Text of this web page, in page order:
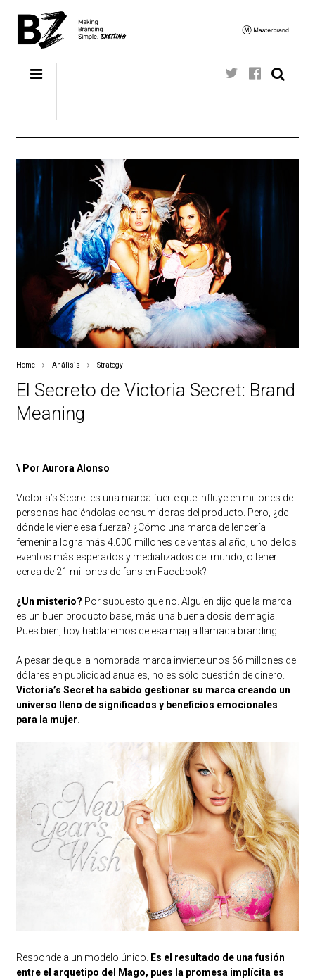
Home Análisis Strategy
El Secreto de Victoria Secret: Brand
Meaning
\ Por Aurora Alonso
Victoria’s Secret es una marca fuerte que influye en millones de
personas haciéndolas consumidoras del producto. Pero, ¿de
dónde le viene esa fuerza? ¿Cómo una marca de lencería
femenina logra más 4.000 millones de ventas al año, uno de los
eventos más esperados y mediatizados del mundo, o tener
cerca de 21 millones de fans en Facebook?
¿Un misterio? Por supuesto que no. Alguien dijo que la marca
es un buen producto base, más una buena dosis de magia.
Pues bien, hoy hablaremos de esa magia llamada branding.
A pesar de que la nombrada marca invierte unos 66 millones de
dólares en publicidad anuales, no es sólo cuestión de dinero.
Victoria’s Secret ha sabido gestionar su marca creando un
universo lleno de significados y beneficios emocionales
para la mujer
Responde a un modelo único.
Es el resultado de una fusión
entre el arquetipo del Mago, pues la promesa implícita es